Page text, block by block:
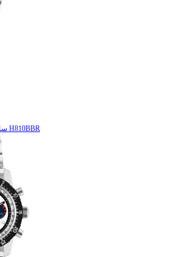
ساعة معصم متی تیسوت الطراز H810BBR